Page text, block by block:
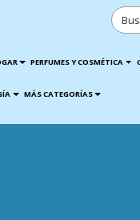
PERFUMES Y COSMÉTICA
MÁS CATEGORÍAS